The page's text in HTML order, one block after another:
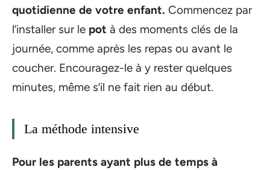
quotidienne de votre enfant. Commencez par
l’installer sur le pot à des moments clés de la
journée, comme après les repas ou avant le
coucher. Encouragez-le à y rester quelques
minutes, même s’il ne fait rien au début.
La méthode intensive
Pour les parents ayant plus de temps à